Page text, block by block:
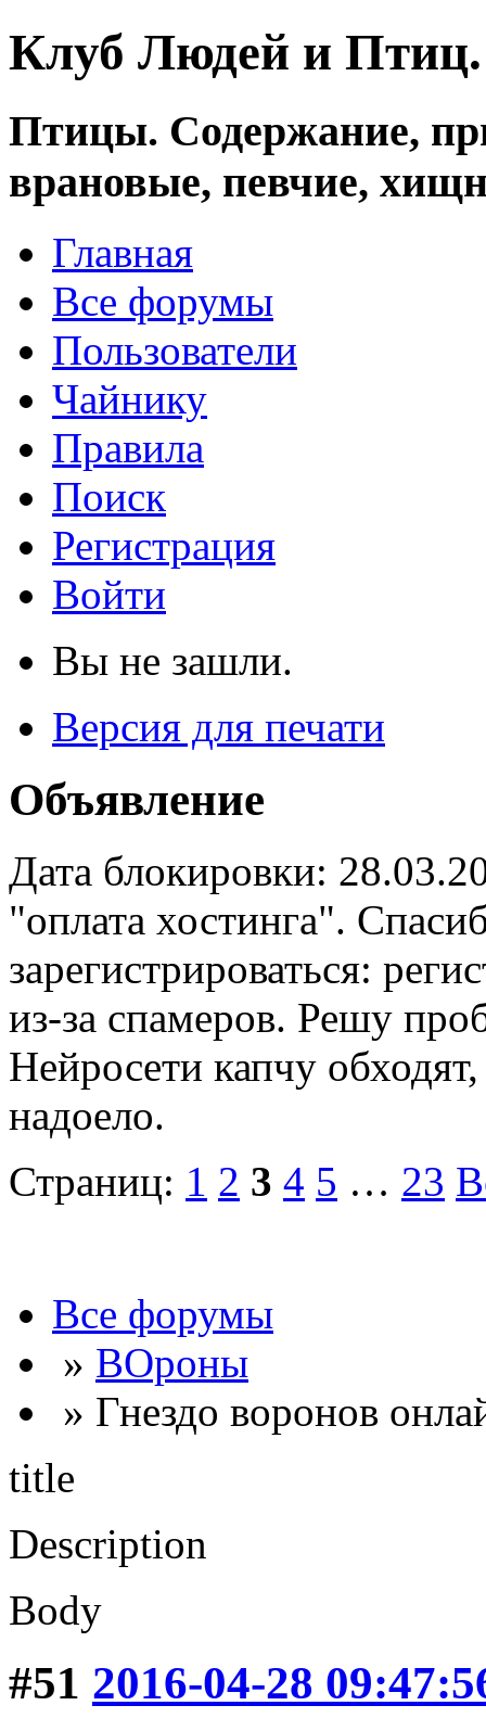
Клуб Людей и
Птицы. Содержание,
врановые, певчие,
Главная
Все форумы
Пользователи
Чайнику
Правила
Поиск
Регистрация
Войти
Вы не зашли.
Версия для печати
Объявление
Дата блокировки:
"оплата хостинга".
зарегистрироваться:
из-за спамеров. Решу
Нейросети капчу
надоело.
Страниц: 1 2 3 4 5 … 23
Все форумы
» ВОроны
» Гнездо воронов
title
Description
Body
#51 2016-04-28